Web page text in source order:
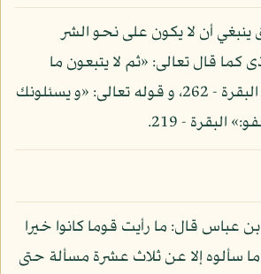
ينبغي أن لا يكون على نحو الشر
كما قال تعالى: «ثم لا يتبعون ما
أنفقوا منا و لا أذى:» البقرة - 262، و قوله تعالى: «و يسئلونك
البقرة - 219.
عباس قال: ما رأيت قوما كانوا خيرا
إلا عن ثلاث عشرة مسألة حتى